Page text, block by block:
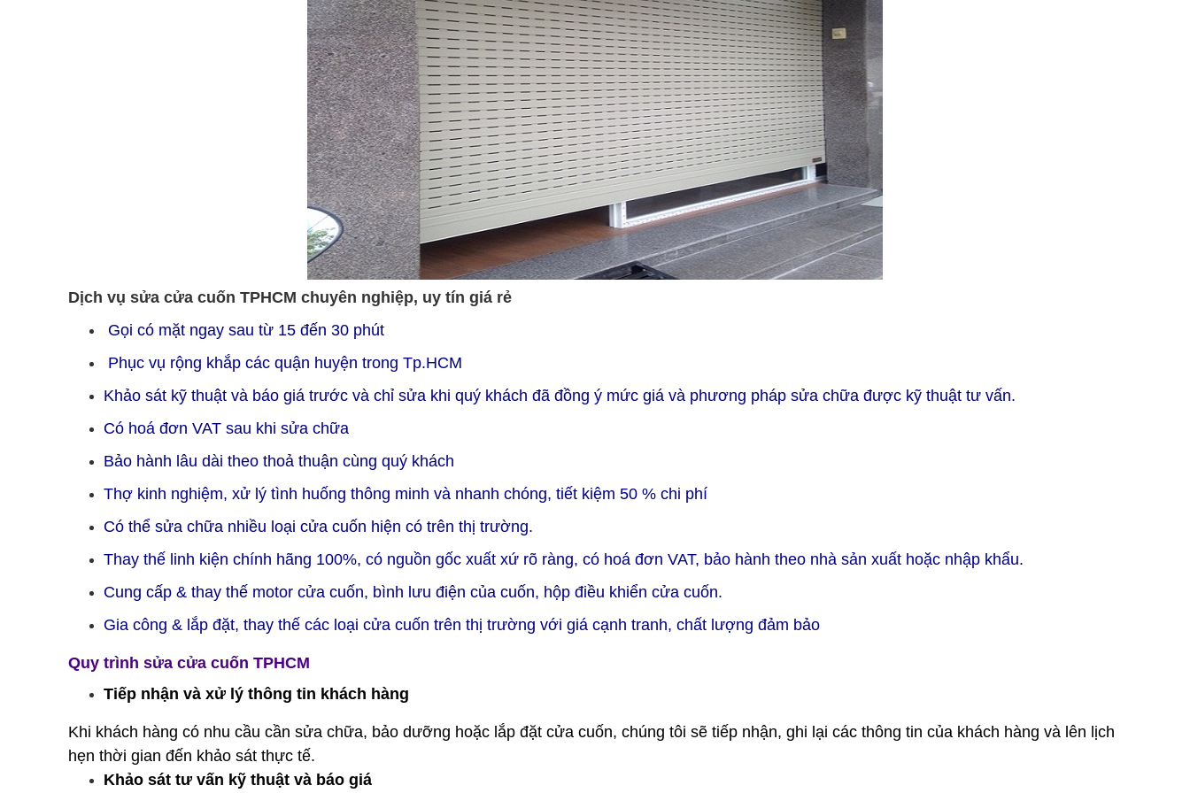
Dịch vụ sửa cửa cuốn TPHCM chuyên nghiệp, uy tín giá rẻ
Gọi có mặt ngay sau từ 15 đến 30 phút
Phục vụ rộng khắp các quận huyện trong Tp.HCM
Khảo sát kỹ thuật và báo giá trước và chỉ sửa khi quý khách đã đồng ý mức giá và phương pháp sửa chữa được kỹ thuật tư vấn.
Có hoá đơn VAT sau khi sửa chữa
Bảo hành lâu dài theo thoả thuận cùng quý khách
Thợ kinh nghiệm, xử lý tình huống thông minh và nhanh chóng, tiết kiệm 50 % chi phí
Có thể sửa chữa nhiều loại cửa cuốn hiện có trên thị trường.
Thay thế linh kiện chính hãng 100%, có nguồn gốc xuất xứ rõ ràng, có hoá đơn VAT, bảo hành theo nhà sản xuất hoặc nhập khẩu.
Cung cấp & thay thế motor cửa cuốn, bình lưu điện của cuốn, hộp điều khiển cửa cuốn.
Gia công & lắp đặt, thay thế các loại cửa cuốn trên thị trường với giá cạnh tranh, chất lượng đảm bảo
Quy trình sửa cửa cuốn TPHCM
Tiếp nhận và xử lý thông tin khách hàng
Khi khách hàng có nhu cầu cần sửa chữa, bảo dưỡng hoặc lắp đặt cửa cuốn, chúng tôi sẽ tiếp nhận, ghi lại các thông tin của khách hàng và lên lịch
hẹn thời gian đến khảo sát thực tế.
Khảo sát tư vấn kỹ thuật và báo giá